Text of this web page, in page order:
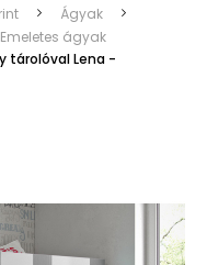
Ágyak
Emeletes ágyak
tárolóval Lena -